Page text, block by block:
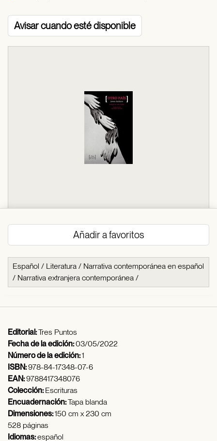
Avisar cuando esté disponible
Añadir a favoritos
Español / Literatura / Narrativa contemporánea en español
/ Narrativa extranjera contemporánea /
Editorial:Tres Puntos
Fecha de la edición:03/05/2022
Número de la edición:1
ISBN:978-84-17348-07-6
EAN:9788417348076
Colección:Escrituras
Encuadernación:Tapa blanda
Dimensiones:150 cm x 230 cm
528 páginas
Idiomas:español